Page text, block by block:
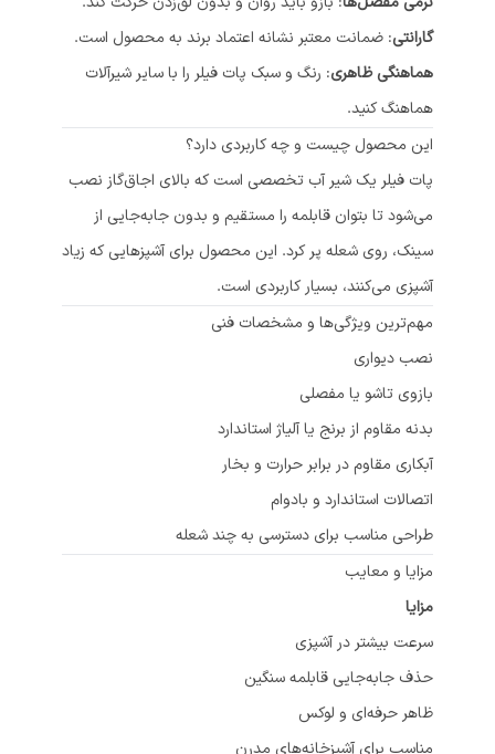
گارانتی: ضمانت معتبر نشانه اعتماد برند به محصول است.
هماهنگی ظاهری: رنگ و سبک پات فیلر را با سایر شیرآلات
هماهنگ کنید.
این محصول چیست و چه کاربردی دارد؟
پات فیلر یک شیر آب تخصصی است که بالای اجاق‌گاز نصب
می‌شود تا بتوان قابلمه را مستقیم و بدون جابه‌جایی از
سینک، روی شعله پر کرد. این محصول برای آشپزهایی که زیاد
آشپزی می‌کنند، بسیار کاربردی است.
مهم‌ترین ویژگی‌ها و مشخصات فنی
نصب دیواری
بازوی تاشو یا مفصلی
بدنه مقاوم از برنج یا آلیاژ استاندارد
آبکاری مقاوم در برابر حرارت و بخار
اتصالات استاندارد و بادوام
طراحی مناسب برای دسترسی به چند شعله
مزایا و معایب
مزایا
سرعت بیشتر در آشپزی
حذف جابه‌جایی قابلمه سنگین
ظاهر حرفه‌ای و لوکس
مناسب برای آشپزخانه‌های مدرن